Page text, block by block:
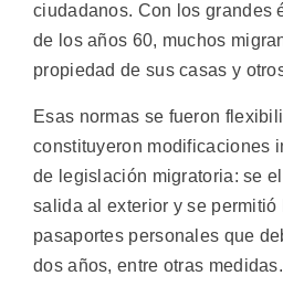
ciudadanos. Con los grandes
de los años 60, muchos
propiedad de sus casas y
Esas normas se fueron
constituyeron modificaciones
de legislación migratoria: se
salida al exterior y se permitió
pasaportes personales que
dos años, entre otras medidas.